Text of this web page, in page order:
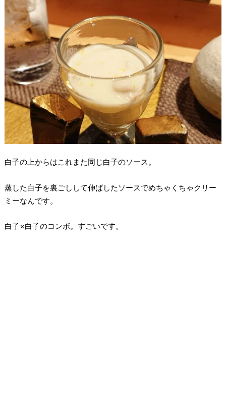
白子の上からはこれまた同じ白子のソース。
蒸した白子を裏ごしして伸ばしたソースでめちゃくちゃクリー
ミーなんです。
白子×白子のコンボ。すごいです。